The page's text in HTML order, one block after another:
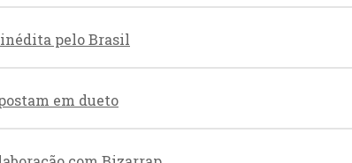
pelo Brasil
em dueto